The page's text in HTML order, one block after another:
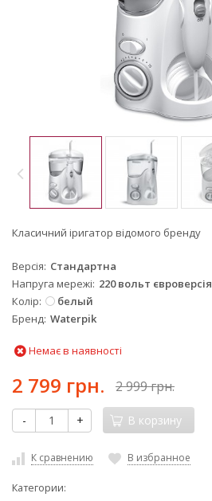
Класичний іригатор відомого бренду
Версія Стандартна
Напруга мережі 220 вольт євроверсія
Колір
белый
Бренд Waterpik
Немає в наявності
2 799 грн. 2 999 грн.
- + В корзину
К сравнению В избранное
Категории: